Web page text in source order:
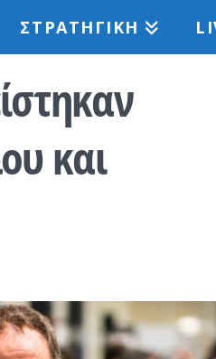
ΣΤΡΑΤΗΓΙΚΉ
και